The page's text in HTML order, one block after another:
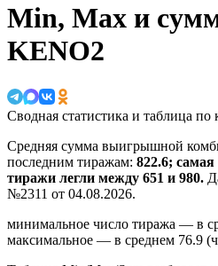
Min, Max и
KENO2
Сводная статистика и таблица
Средняя сумма выигрышной
последним тиражам: 822.6;
тиражи легли между 651 и 980.
№2311 от 04.08.2026.
минимальное число тиража — в
максимальное — в среднем 76.9